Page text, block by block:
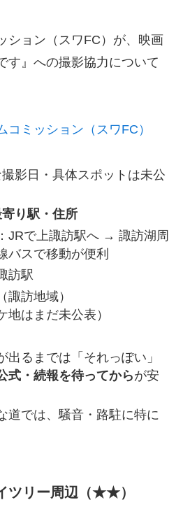
ション（スワFC）が、映画
す』への撮影協力について
コミッション（スワFC）
撮影日・具体スポットは未公
り駅・住所
JRで上諏訪駅へ → 諏訪湖周
バスで移動が便利
訪駅
諏訪地域）
地はまだ未公表）
出るまでは「それっぽい」
式・続報を待ってからが安
道では、騒音・路駐に特に
ツリー周辺（★★）